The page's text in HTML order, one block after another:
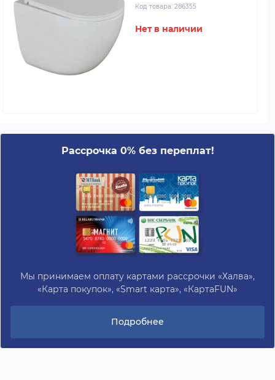
Код товара: 286355
Нет в наличии
Рассрочка 0% без переплат!
Мы принимаем оплату картами рассрочки «Халва»,
«Карта покупок», «Smart карта», «КартаFUN»
Подробнее